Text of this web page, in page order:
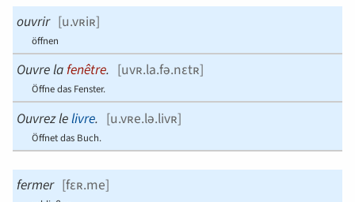
ouvrir [u.vʀiʀ]
öffnen
Ouvre lafenêtre. [uvʀ.la.fə.nɛtʀ]
Öffne das Fenster.
Ouvrez lelivre. [u.vʀe.lə.livʀ]
Öffnet das Buch.
fermer [fɛʀ.me]